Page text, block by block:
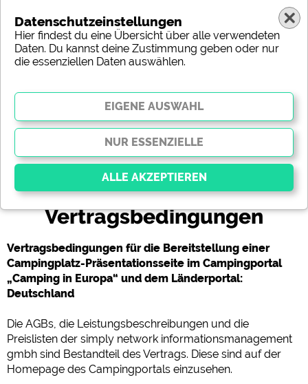
(c) shutterstock
Vertragsbedingungen
Vertragsbedingungen für die Bereitstellung einer
Campingplatz-Präsentationsseite im Campingportal
„Camping in Europa“ und dem Länderportal:
Deutschland
Die AGBs, die Leistungsbeschreibungen und die
Preislisten der simply network informationsmanagement
gmbh sind Bestandteil des Vertrags. Diese sind auf der
Homepage des Campingportals einzusehen.
Datenschutzeinstellungen
Hier findest du eine Übersicht über alle verwendeten
Daten. Du kannst deine Zustimmung geben oder nur
die essenziellen Daten auswählen.
Essenziell
Funktionen und sind für die einwandfreie Funktion
der Website dringend erforderlich. Ohne diese
Cookies werden Teile der Websitenicht
funktionieren
Social Media
Campingplatzvorschau (Vorschau der Internetseiten von
Campingplätzen)
siehe Datenschutzerklärung des jeweiligen Anbieters